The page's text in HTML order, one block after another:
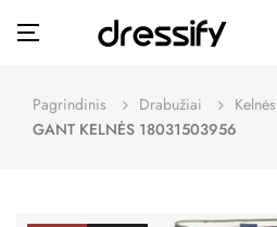
Toggle
navigation
☰
Pagrindinis Drabužiai
Kelnės
GANT KELNĖS 18031503956